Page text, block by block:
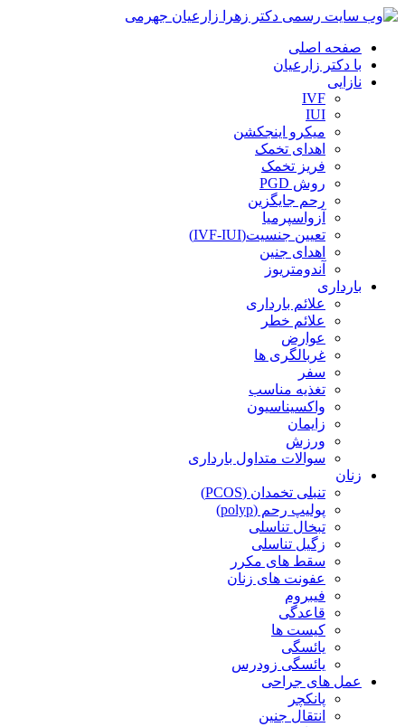
صفحه اصلی
با دکتر زارعیان
نازایی
IVF
IUI
میکرو اینجکشن
اهدای تخمک
فریز تخمک
روش PGD
رحم جایگزین
آزواسپرمیا
تعیین جنسیت(IVF-IUI)
اهدای جنین
آندومتریوز
بارداری
علائم بارداری
علائم خطر
عوارض
غربالگری ها
سفر
تغذیه مناسب
واکسیناسیون
زایمان
ورزش
سوالات متداول بارداری
زنان
تنبلی تخمدان (PCOS)
پولیپ رحم (polyp)
تبخال تناسلی
زگیل تناسلی
سقط های مکرر
عفونت های زنان
فیبروم
قاعدگی
کیست ها
یائسگی
یائسگی زودرس
عمل های جراحی
پانکچر
انتقال جنین